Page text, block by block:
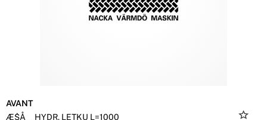
AVANT
Æ$Å__HYDR. LETKU L=1000